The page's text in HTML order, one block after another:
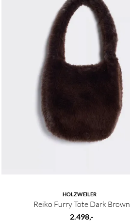
HOLZWEILER
Reiko Furry Tote Dark Brown
2.498,-